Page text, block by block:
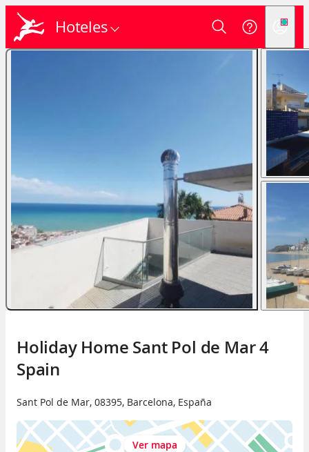
Hoteles
Holiday Home Sant Pol de Mar 4
Spain
Sant Pol de Mar, 08395, Barcelona, España
Ver mapa